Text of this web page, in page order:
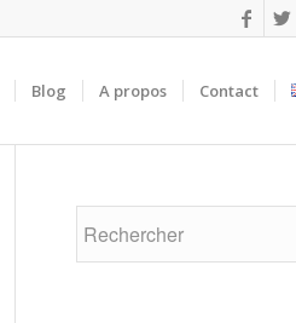
Blog A propos Contact